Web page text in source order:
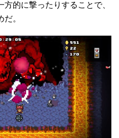
的に撃ったりすることで、
。